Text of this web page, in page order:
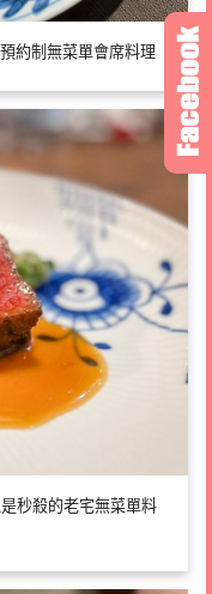
約制無菜單會席料理
秒殺的老宅無菜單料